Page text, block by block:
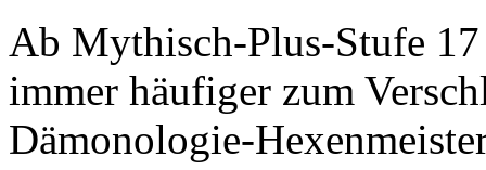
Ab Mythisch-Plus-Stufe
immer häufiger zum
Dämonologie-